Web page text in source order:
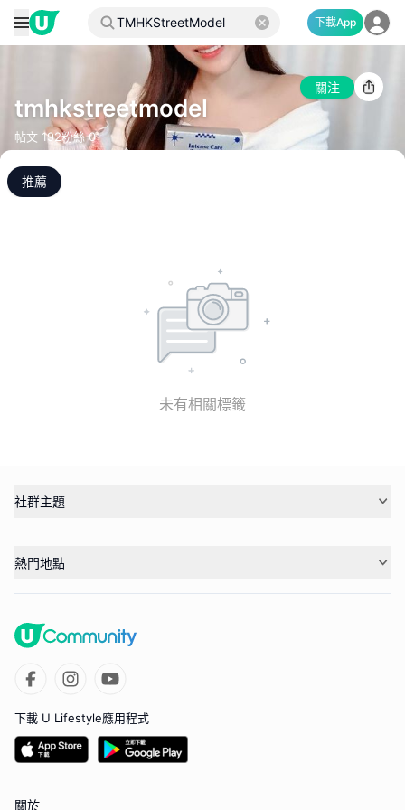
下載App
tmhkstreetmodel
帖文 192粉絲0
關注
推薦
未有相關標籤
社群主題
熱門地點
下載 U Lifestyle應用程式
關於